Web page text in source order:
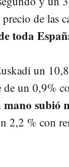
de las
toda
un
un 0,9%
subió
2,2 % con